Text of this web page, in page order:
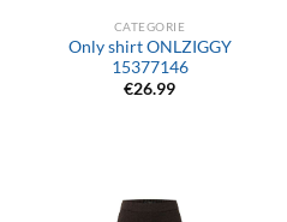
CATEGORIE
Only shirt ONLZIGGY
15377146
€26.99